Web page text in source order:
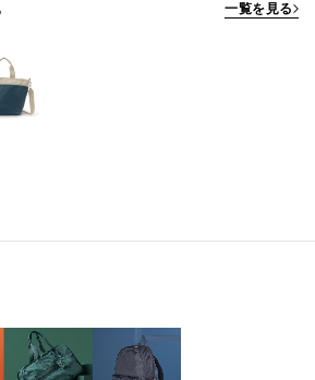
一覧を見る